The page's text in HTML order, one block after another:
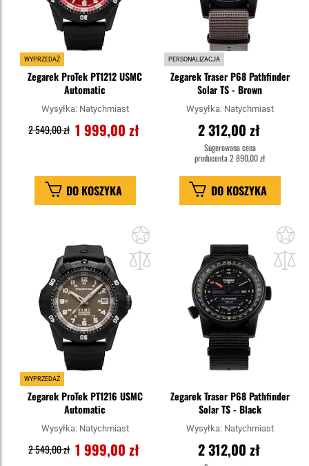
WYPRZEDAŻ
Zegarek ProTek PT1212 USMC
Automatic
Wysyłka: Natychmiast
1 999,00 zł
2 549,00 zł
DO KOSZYKA
PERSONALIZACJA
Zegarek Traser P68 Pathfinder
Solar TS - Brown
Wysyłka: Natychmiast
2 312,00 zł
Sugerowana cena
producenta2 890,00 zł
DO KOSZYKA
do
schowka
WYPRZEDAŻ
Zegarek ProTek PT1216 USMC
Automatic
Wysyłka: Natychmiast
1 999,00 zł
2 549,00 zł
do
Zegarek Traser P68 Pathfinder
Solar TS - Black
Wysyłka: Natychmiast
2 312,00 zł